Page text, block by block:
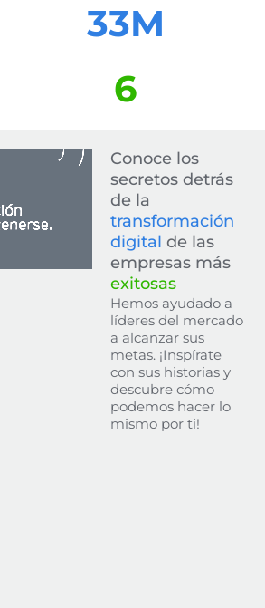
33M
6
Conoce los
secretos detrás
de la
transformación
digital de las
empresas más
exitosas
Hemos ayudado a
líderes del mercado
a alcanzar sus
metas. ¡Inspírate
con sus historias y
descubre cómo
podemos hacer lo
mismo por ti!